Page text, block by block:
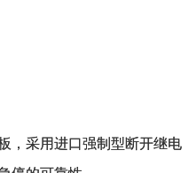
，采用进口强制型断开继电